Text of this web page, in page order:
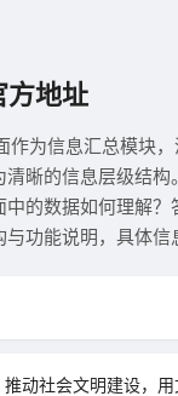
方地址
为信息汇总模块，
晰的信息层级结
的数据如何理解
功能说明，具体信
动社会文明建设，